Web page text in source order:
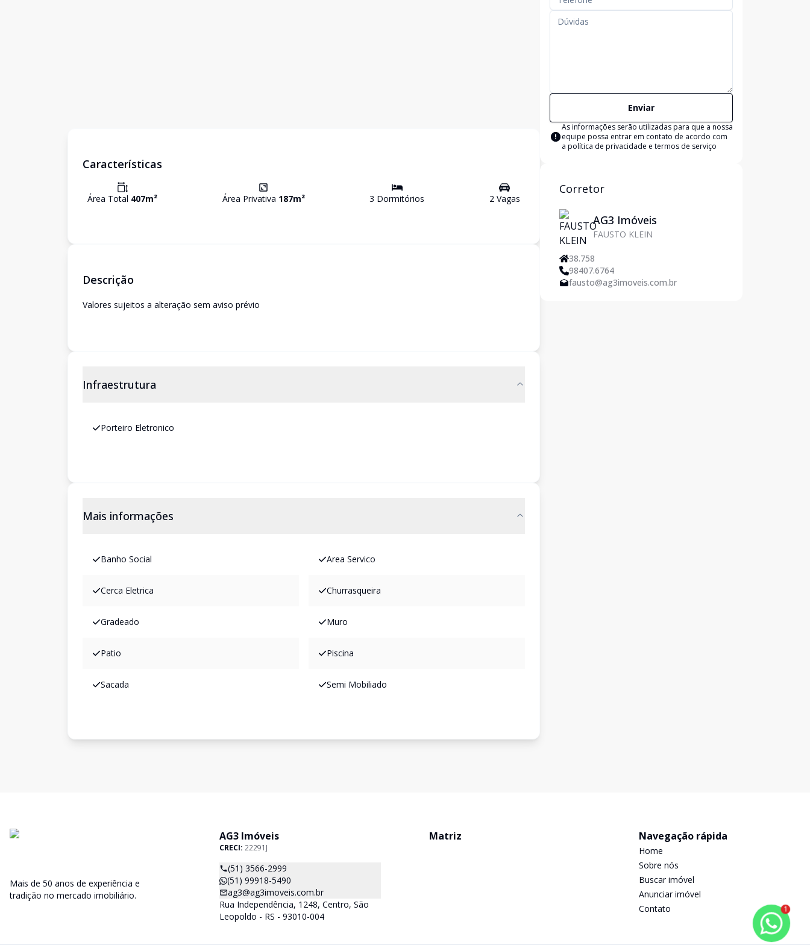
Características
Área Total 407m² Área Privativa 187m² 3 Dormitórios 2Vagas
Descrição
Valores sujeitos a alteração sem aviso prévio
Infraestrutura
Porteiro Eletronico
Mais informações
Banho Social Area Servico
Cerca Eletrica Churrasqueira
Gradeado Muro
Patio Piscina
Sacada Semi Mobiliado
Enviar
As informações serão utilizadas para que a nossa
equipe possa entrar em contato de acordo com
a política de privacidade e termos de serviço
Corretor
AG3 Imóveis
FAUSTO KLEIN
38.758
98407.6764
fausto@ag3imoveis.com.br
Mais de 50 anos de experiência e
tradição no mercado imobiliário.
AG3 Imóveis
CRECI: 22291J
(51) 3566-2999
(51) 99918-5490
ag3@ag3imoveis.com.br
Rua Independência, 1248, Centro, São
Leopoldo - RS - 93010-004
Matriz Navegação rápida
Home
Sobre nós
Buscar imóvel
Anunciar imóvel
Contato
1